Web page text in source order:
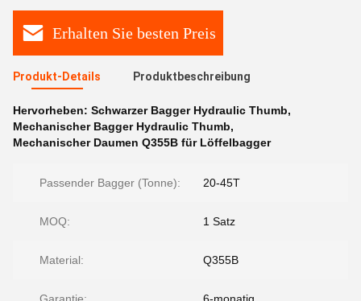
Erhalten Sie besten Preis
Produkt-Details Produktbeschreibung
Hervorheben: Schwarzer Bagger Hydraulic Thumb,
Mechanischer Bagger Hydraulic Thumb,
Mechanischer Daumen Q355B für Löffelbagger
Passender Bagger (Tonne): 20-45T
MOQ: 1 Satz
Material: Q355B